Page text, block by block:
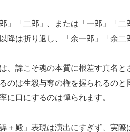
」「二郎」、または「一郎」「二
降は折り返し、「余一郎」「余二
、諱こそ魂の本質に根差す真名と
のは生殺与奪の権を握られるの
に口にするのは憚られます。
＋殿」表現は演出にすぎず、実際